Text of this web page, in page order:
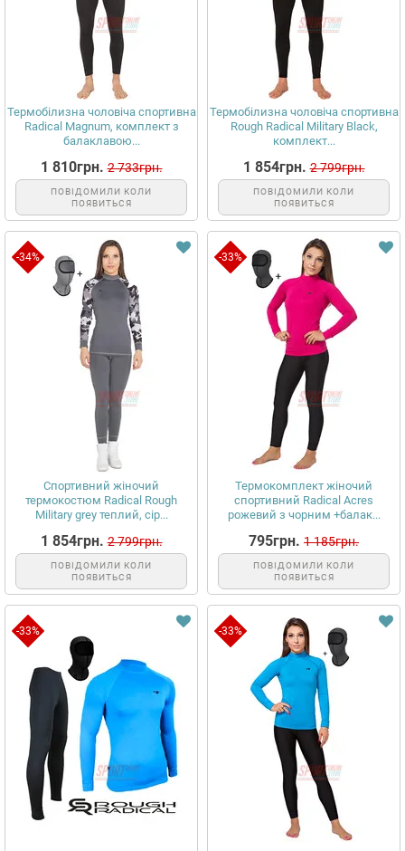
Термобілизна чоловіча спортивна
Radical Magnum, комплект з
балаклавою...
1 810грн. 2 733грн.
ПОВІДОМИЛИ КОЛИ
ПОЯВИТЬСЯ
Термобілизна чоловіча спортивна
Rough Radical Military Black,
комплект...
1 854грн. 2 799грн.
ПОВІДОМИЛИ КОЛИ
ПОЯВИТЬСЯ
-34%
Спортивний жіночий
термокостюм Radical Rough
Military grey теплий, сір...
1 854грн. 2 799грн.
ПОВІДОМИЛИ КОЛИ
ПОЯВИТЬСЯ
-33%
Термокомплект жіночий
спортивний Radical Acres
рожевий з чорним +балак...
795грн. 1 185грн.
ПОВІДОМИЛИ КОЛИ
ПОЯВИТЬСЯ
-33% -33%